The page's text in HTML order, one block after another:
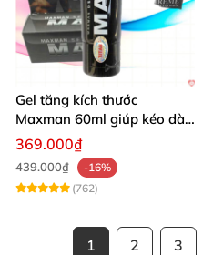
Gel tăng kích thước
Maxman 60ml giúp kéo dài
thời gian quan hệ hiệu quả
369.000₫
439.000₫
-16%
(762)
1 2 3